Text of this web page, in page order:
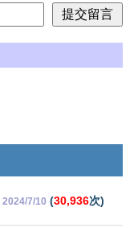
2024/7/10 (30,936次)